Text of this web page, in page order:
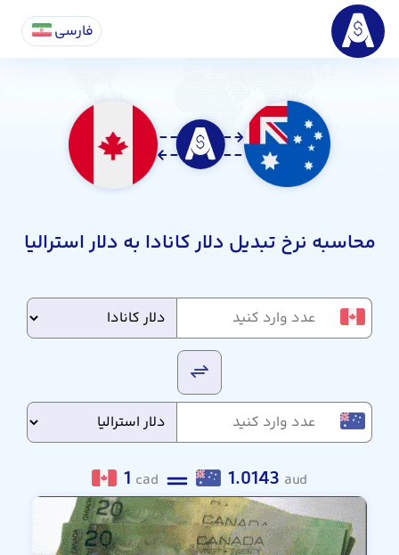
فارسی
محاسبه نرخ تبدیل دلار کانادا به دلار استرالیا
1 cad 1.0143 aud